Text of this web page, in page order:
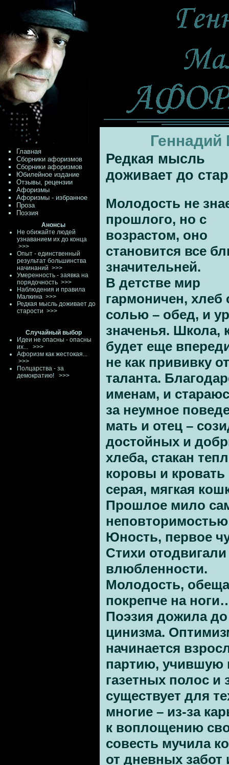
Главная
Сборники афоризмов
Сборники афоризмов
Юбилейное издание
Отзывы, рецензии
Афоризмы
Афоризмы - избранное
Проза
Поэзия
Анонсы
Не обижайте людей
узнаванием их до конца
>>>
Опыт - единственный
результат большинства
начинаний >>>
Умеренность - заявка на
порядочность >>>
Наблюдения и правила
Малкина >>>
Редкая мысль доживает до
старости >>>
Случайный выбор
Идеи не опасны - опасны
их...
>>>
Афоризм как жестокая...
>>>
Полцарства - за
демократию!
>>>
Редкая мысль
доживает до
Молодость не
прошлого, но с
возрастом, оно
становится все
значительней.
В детстве мир
гармоничен, хлеб
солью – обед, и
значенья. Школа,
будет еще
не как прививку
таланта.
именам, и
за неумное
мать и отец –
достойных и
хлеба, стакан
коровы и кровать
серая, мягкая
Прошлое мило
Юность, первое
Стихи
влюбленности.
Молодость,
покрепче на
Поэзия дожила
цинизма.
начинается
партию, учившую
газетных полос и
существует для
многие – из-за
к воплощению
совесть мучила
от дневных